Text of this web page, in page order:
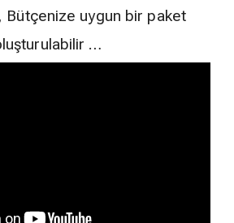
Bütçenize uygun bir paket
…